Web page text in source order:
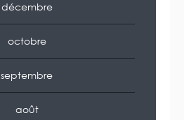
décembre
octobre
septembre
août